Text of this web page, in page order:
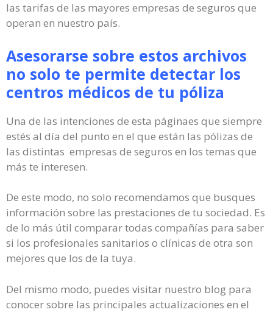
las tarifas de las mayores empresas de seguros que
operan en nuestro país.
Asesorarse sobre estos archivos
no solo te permite detectar los
centros médicos de tu póliza
Una de las intenciones de esta páginaes que siempre
estés al día del punto en el que están las pólizas de
las distintas empresas de seguros en los temas que
más te interesen.
De este modo, no solo recomendamos que busques
información sobre las prestaciones de tu sociedad. Es
de lo más útil comparar todas compañías para saber
si los profesionales sanitarios o clínicas de otra son
mejores que los de la tuya.
Del mismo modo, puedes visitar nuestro blog para
conocer sobre las principales actualizaciones en el